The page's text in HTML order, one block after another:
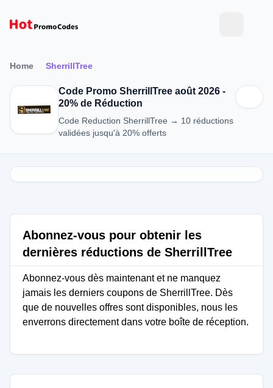
Home SherrillTree
Code Promo SherrillTree août 2026 -
20% de Réduction
Code Reduction SherrillTree → 10 réductions
validées jusqu'à 20% offerts
Abonnez-vous pour obtenir les
dernières réductions de SherrillTree
Abonnez-vous dès maintenant et ne manquez
jamais les derniers coupons de SherrillTree. Dès
que de nouvelles offres sont disponibles, nous les
enverrons directement dans votre boîte de réception.